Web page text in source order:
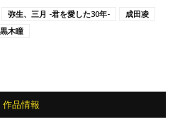
弥生、三月 -君を愛した30年-
成田凌
黒木瞳
作品情報